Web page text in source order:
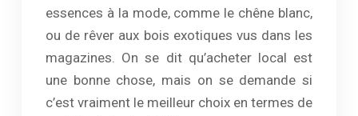
essences à la mode, comme le chêne blanc,
ou de rêver aux bois exotiques vus dans les
magazines. On se dit qu’acheter local est
une bonne chose, mais on se demande si
c’est vraiment le meilleur choix en termes de